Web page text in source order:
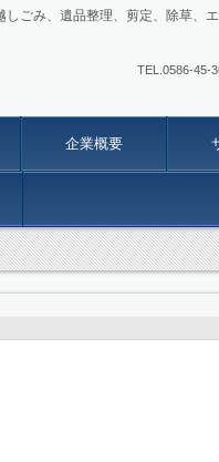
ごみ、遺品整理、剪定、除草、
TEL.0586-45-
企業概要